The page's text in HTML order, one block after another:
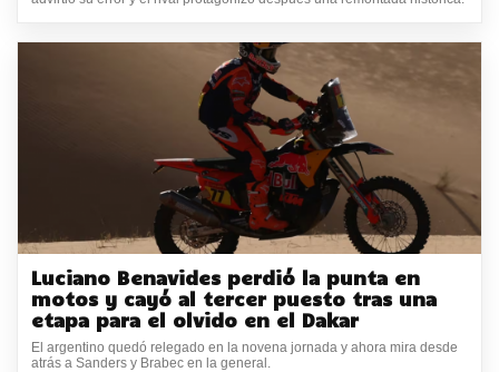
Luciano Benavides perdió la punta en
motos y cayó al tercer puesto tras una
etapa para el olvido en el Dakar
El argentino quedó relegado en la novena jornada y ahora mira desde
atrás a Sanders y Brabec en la general.